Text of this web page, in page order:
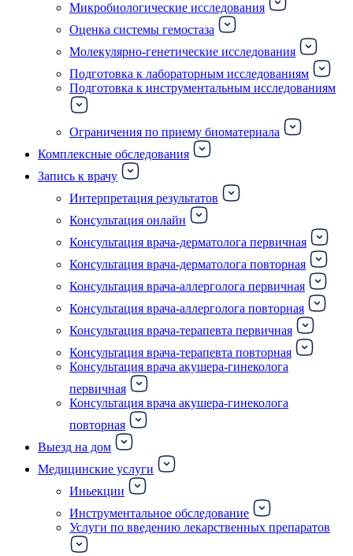
Микробиологические исследования
Оценка системы гемостаза
Молекулярно-генетические исследования
Подготовка к лабораторным исследованиям
Подготовка к инструментальным исследованиям
Ограничения по приему биоматериала
Комплексные обследования
Запись к врачу
Интерпретация результатов
Консультация онлайн
Консультация врача-дерматолога первичная
Консультация врача-дерматолога повторная
Консультация врача-аллерголога первичная
Консультация врача-аллерголога повторная
Консультация врача-терапевта первичная
Консультация врача-терапевта повторная
Консультация врача акушера-гинеколога
первичная
Консультация врача акушера-гинеколога
повторная
Выезд на дом
Медицинские услуги
Иньекции
Инструментальное обследование
Услуги по введению лекарственных препаратов